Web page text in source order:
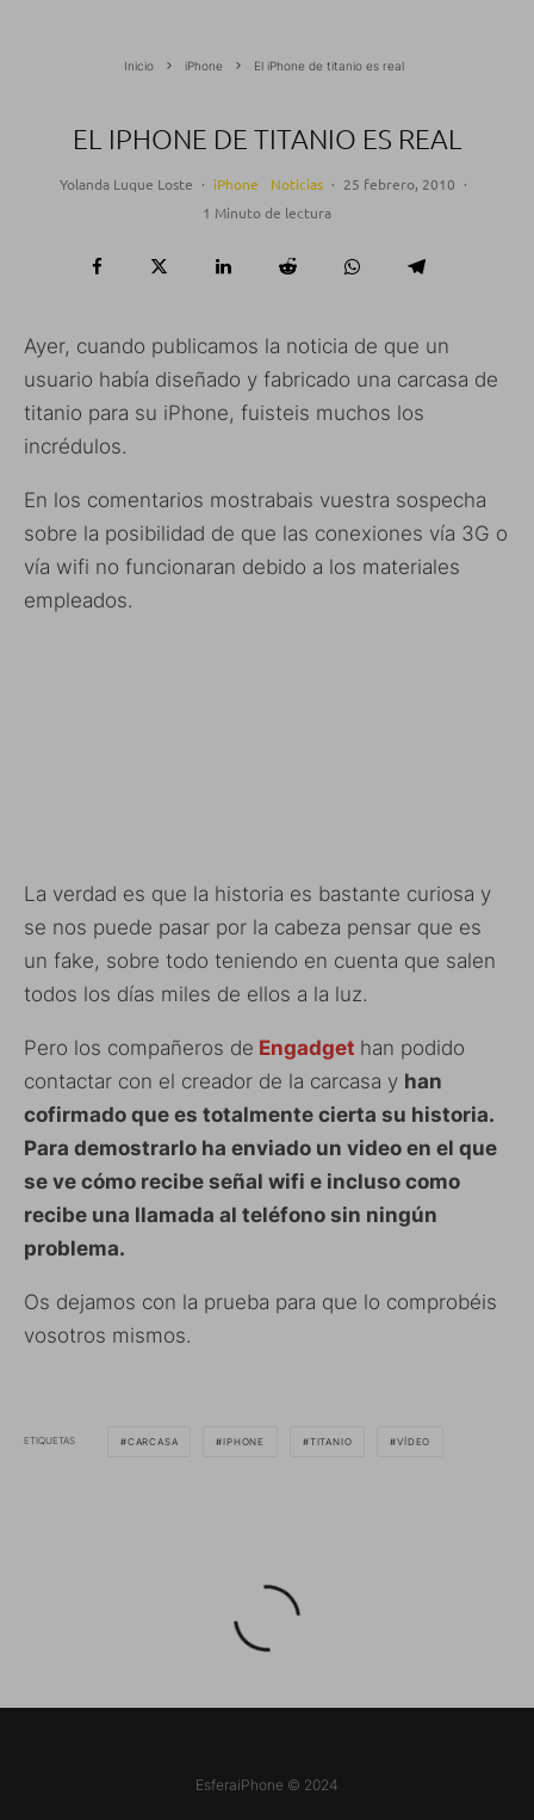
Inicio iPhone El iPhone de titanio es real
EL IPHONE DE TITANIO ES REAL
Yolanda Luque Loste · iPhone Noticias · 25 febrero, 2010 ·
1 Minuto de lectura
Ayer, cuando publicamos la noticia de que un
usuario había diseñado y fabricado una carcasa de
titanio para su iPhone, fuisteis muchos los
incrédulos.
En los comentarios mostrabais vuestra sospecha
sobre la posibilidad de que las conexiones vía 3G o
vía wifi no funcionaran debido a los materiales
empleados.
La verdad es que la historia es bastante curiosa y
se nos puede pasar por la cabeza pensar que es
un fake, sobre todo teniendo en cuenta que salen
todos los días miles de ellos a la luz.
Pero los compañeros de Engadget han podido
contactar con el creador de la carcasa y han
cofirmado que es totalmente cierta su historia.
Para demostrarlo ha enviado un video en el que
se ve cómo recibe señal wifi e incluso como
recibe una llamada al teléfono sin ningún
problema.
Os dejamos con la prueba para que lo comprobéis
vosotros mismos.
ETIQUETAS CARCASA IPHONE TITANIO VÍDEO
EsferaiPhone © 2024